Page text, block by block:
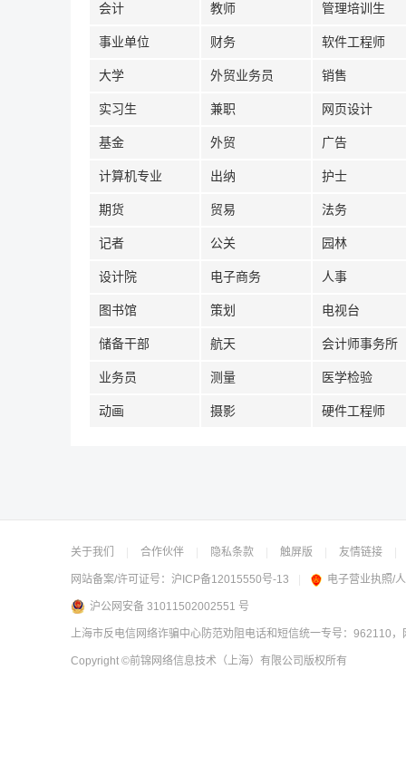
会计 教师 管理培训生
事业单位 财务 软件工程师
大学 外贸业务员 销售
实习生 兼职 网页设计
基金 外贸 广告
计算机专业 出纳 护士
期货 贸易 法务
记者 公关 园林
设计院 电子商务 人事
图书馆 策划 电视台
储备干部 航天 会计师事务所
业务员 测量 医学检验
动画 摄影 硬件工程师
关于我们 合作伙伴 隐私条款 触屏版 友情链接
网站备案/许可证号： 沪ICP备12015550号-13 电子营业执照/
沪公网安备 31011502002551 号
上海市反电信网络诈骗中心防范劝阻电话和短信统一专号：962110
Copyright ©前锦网络信息技术（上海）有限公司 版权所有